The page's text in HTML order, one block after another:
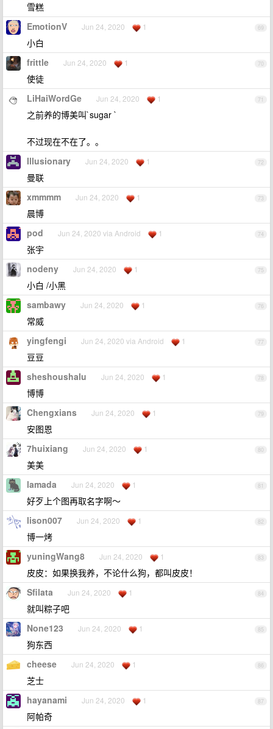
雪糕
69
EmotionV Jun 24, 2020 1
小白
70
frittle Jun 24, 2020 1
使徒
71
LiHaiWordGe Jun 24, 2020 1
之前养的博美叫`sugar `
不过现在不在了。。
72
Illusionary Jun 24, 2020 1
曼联
73
xmmmm Jun 24, 2020 1
晨博
74
pod Jun 24, 2020 via Android 1
张宇
75
nodeny Jun 24, 2020 1
小白 /小黑
76
sambawy Jun 24, 2020 1
常威
77
yingfengi Jun 24, 2020 via Android 1
豆豆
78
sheshoushalu Jun 24, 2020 1
博博
79
Chengxians Jun 24, 2020 1
安图恩
80
7huixiang Jun 24, 2020 1
美美
81
lamada Jun 24, 2020 1
好歹上个图再取名字啊～
82
lison007 Jun 24, 2020 1
博一烤
83
yuningWang8 Jun 24, 2020 1
皮皮：如果换我养，不论什么狗，都叫皮皮！
84
Sfilata Jun 24, 2020 1
就叫粽子吧
85
None123 Jun 24, 2020 1
狗东西
86
cheese Jun 24, 2020 1
芝士
87
hayanami Jun 24, 2020 1
阿帕奇